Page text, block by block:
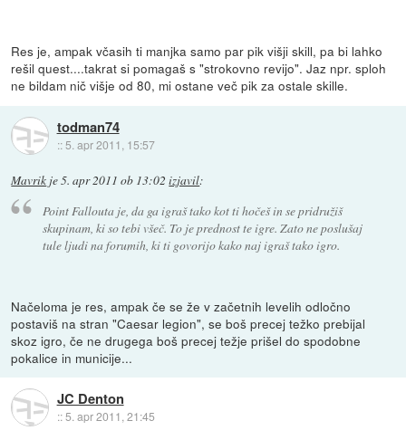
Res je, ampak včasih ti manjka samo par pik višji skill, pa bi lahko
rešil quest....takrat si pomagaš s "strokovno revijo". Jaz npr. sploh
ne bildam nič višje od 80, mi ostane več pik za ostale skille.
todman74
:: 5. apr 2011, 15:57
Mavrik je5. apr 2011 ob 13:02 izjavil:
Point Fallouta je, da ga igraš tako kot ti hočeš in se pridružiš
skupinam, ki so tebi všeč. To je prednost te igre. Zato ne poslušaj
tule ljudi na forumih, ki ti govorijo kako naj igraš tako igro.
Načeloma je res, ampak če se že v začetnih levelih odločno
postaviš na stran "Caesar legion", se boš precej težko prebijal
skoz igro, če ne drugega boš precej težje prišel do spodobne
pokalice in municije...
JC Denton
::5. apr 2011, 21:45